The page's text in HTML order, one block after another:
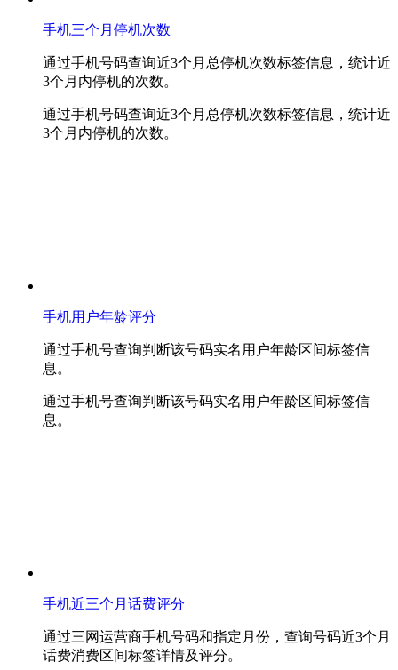
手机三个月停机次数
通过手机号码查询近3个月总停机次数标签信息，统计近
3个月内停机的次数。
通过手机号码查询近3个月总停机次数标签信息，统计近
3个月内停机的次数。
手机用户年龄评分
通过手机号查询判断该号码实名用户年龄区间标签信
息。
通过手机号查询判断该号码实名用户年龄区间标签信
息。
手机近三个月话费评分
通过三网运营商手机号码和指定月份，查询号码近3个月
话费消费区间标签详情及评分。